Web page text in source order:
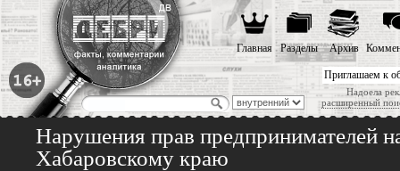
Приглашаем к
Надоела
расширенный
Главная Разделы Архив
Нарушения прав предпринимателей
Хабаровскому краю